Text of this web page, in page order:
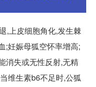
,上皮细胞角化,发生棘
;妊娠母狐空怀率增高;
消失或无性反射,无精
维生素b6不足时,公狐